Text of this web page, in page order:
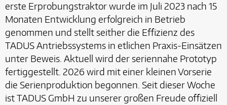
erste Erprobungstraktor wurde im Juli 2023 nach 15
Monaten Entwicklung erfolgreich in Betrieb
genommen und stellt seither die Effizienz des
TADUS Antriebssystems in etlichen Praxis-Einsätzen
unter Beweis. Aktuell wird der seriennahe Prototyp
fertiggestellt. 2026 wird mit einer kleinen Vorserie
die Serienproduktion begonnen. Seit dieser Woche
ist TADUS GmbH zu unserer großen Freude offiziell